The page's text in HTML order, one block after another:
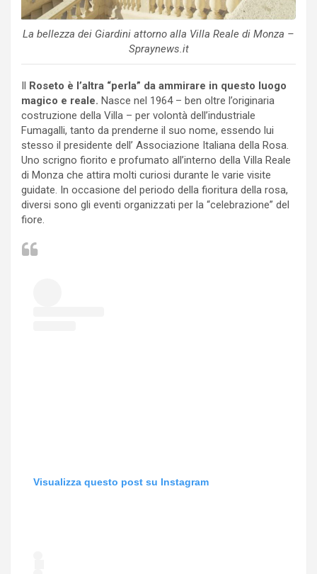
La bellezza dei Giardini attorno alla Villa Reale di Monza –
Spraynews.it
Il Roseto è l’altra “perla” da ammirare in questo luogo
magico e reale. Nasce nel 1964 – ben oltre l’originaria
costruzione della Villa – per volontà dell’industriale
Fumagalli, tanto da prenderne il suo nome, essendo lui
stesso il presidente dell’ Associazione Italiana della Rosa.
Uno scrigno fiorito e profumato all’interno della Villa Reale
di Monza che attira molti curiosi durante le varie visite
guidate. In occasione del periodo della fioritura della rosa,
diversi sono gli eventi organizzati per la “celebrazione” del
fiore.
Visualizza questo post su Instagram